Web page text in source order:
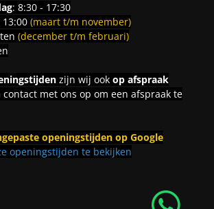
: 8:30 - 17:30
(maart t/m november)
(december t/m februari)
zijn wij ook op afspraak
met ons op om een afspraak te
openingstijden op Google
openingstijden te bekijken